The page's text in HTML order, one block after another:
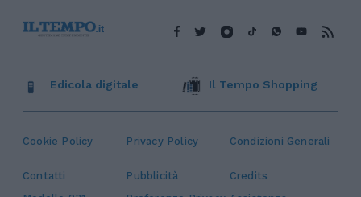
Cookie Policy Privacy Policy Condizioni Generali
Contatti Pubblicità
Credits
Edicola digitale Il Tempo Shopping